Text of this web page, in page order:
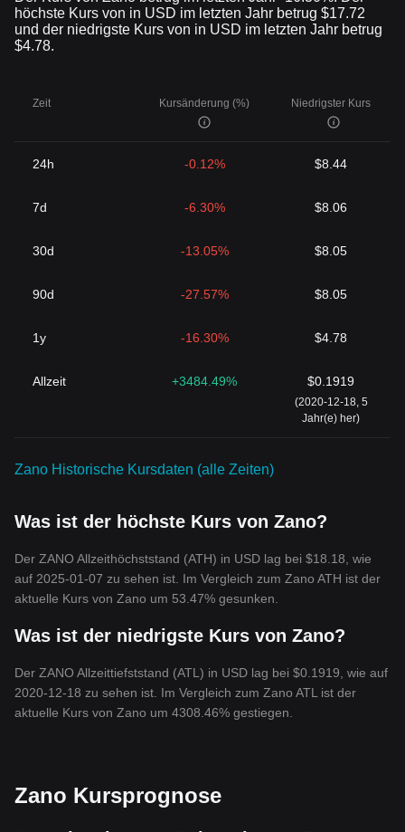
höchste Kurs von in USD im letzten Jahr betrug $17.72
und der niedrigste Kurs von in USD im letzten Jahr betrug
$4.78.
Zeit Kursänderung (%) Niedrigster Kurs
24h -0.12% $8.44
7d -6.30% $8.06
30d -13.05% $8.05
90d -27.57% $8.05
1y -16.30% $4.78
Allzeit +3484.49% $0.1919
(2020-12-18, 5
Jahr(e) her)
Zano Historische Kursdaten (alle Zeiten)
Was ist der höchste Kurs von Zano?
Der ZANO Allzeithöchststand (ATH) in USD lag bei $18.18, wie
auf 2025-01-07 zu sehen ist. Im Vergleich zum Zano ATH ist der
aktuelle Kurs von Zano um 53.47% gesunken.
Was ist der niedrigste Kurs von Zano?
Der ZANO Allzeittiefststand (ATL) in USD lag bei $0.1919, wie auf
2020-12-18 zu sehen ist. Im Vergleich zum Zano ATL ist der
aktuelle Kurs von Zano um 4308.46% gestiegen.
Zano Kursprognose